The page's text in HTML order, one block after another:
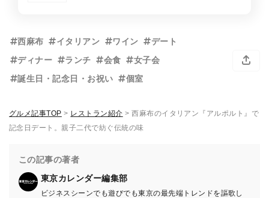
西麻布 イタリアン ワイン
デート
ディナー
ランチ 会食
女子会
誕生日・記念日・お祝い
個室
グルメ記事TOP > レストラン紹介 > 西麻布のイタリアン『アルポルト』で
記念日デート。親子二代で紡ぐ伝統の味
この記事の著者
東京カレンダー編集部
ビジネスシーンでも遊びでも東京の最先端トレンドを謳歌し